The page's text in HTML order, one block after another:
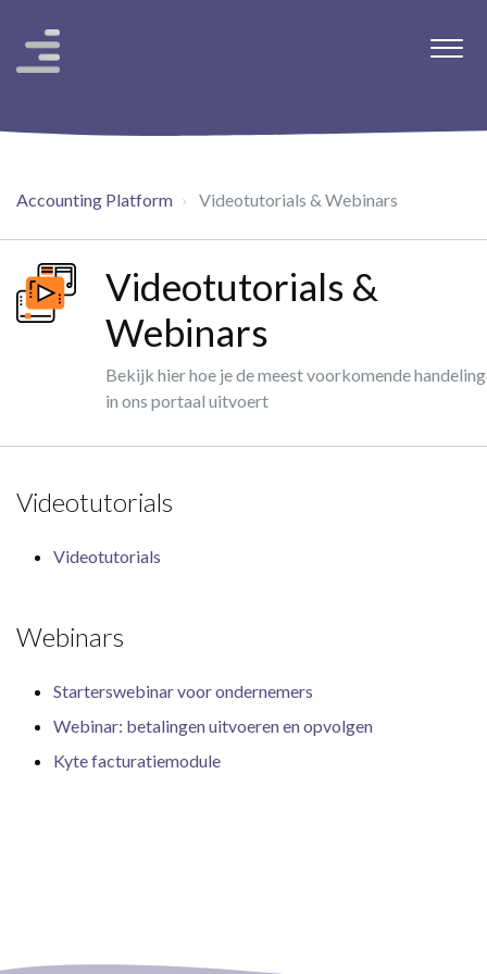
Accounting Platform Videotutorials & Webinars
Videotutorials &
Webinars
Bekijk hier hoe je de meest voorkomende
in ons portaal uitvoert
Videotutorials
Videotutorials
Webinars
Starterswebinar voor ondernemers
Webinar: betalingen uitvoeren en opvolgen
Kyte facturatiemodule